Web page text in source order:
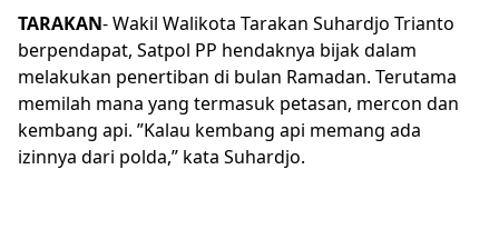
TARAKAN- Wakil Walikota Tarakan Suhardjo Trianto
berpendapat, Satpol PP hendaknya bijak dalam
melakukan penertiban di bulan Ramadan. Terutama
memilah mana yang termasuk petasan, mercon dan
kembang api. ”Kalau kembang api memang ada
izinnya dari polda,” kata Suhardjo.